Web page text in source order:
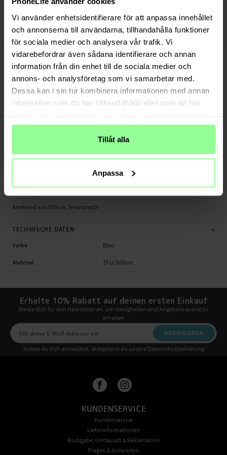
Vi använder enhetsidentifierare för att anpassa innehållet
och annonserna till användarna, tillhandahålla funktioner
för sociala medier och analysera vår trafik. Vi
vidarebefordrar även sådana identifierare och annan
information från din enhet till de sociala medier och
annons- och analysföretag som vi samarbetar med.
Dessa kan i sin tur kombinera informationen med annan
information som du har tillhandahållit eller som de har
Tillåt alla
Anpassa
Art number:46772
PRODUKTBESCHREIBUNG
Dieses schicke Silikonarmband ist der perfekte Begleiter für dich - im Training
wie im Alltag. Stylisch, bequem und vielfältig kombinierbar.
- In vielen verschiedenen Farben erhältlich, passt zu deinem Tagesoutfit
- Einfach austauschbar
Länge: Zwischen 120 - 175mm (ohne Uhr)
Material: Silikon
Armband aus Silikon, Smartwatch
TECHNISCHE DATEN -
Farbe Blau
Material TPU/Silikon
Erhalte 10% Rabatt auf deinen ersten Einkauf
Melde dich für den Newsletter an, um Neuigkeiten und Angebote zuerst zu
erhalten
ABONNIEREN
Indem du dich anmeldest, akzeptierst du unsere Datenschutzerklärung
KUNDENSERVICE
Kundenservice
Lieferinformationen
Rückgabe, Umtausch & Reklamation
Fragen & Antworten